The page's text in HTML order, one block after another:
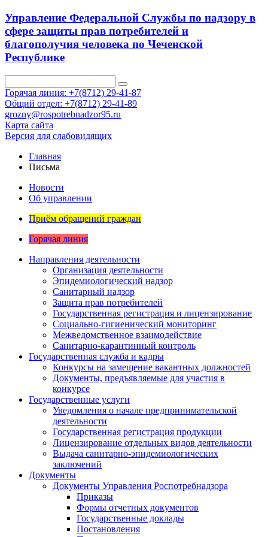
Управление Федеральной Службы по надзору в
сфере защиты прав потребителей и
благополучия человека по Чеченской
Республике
Горячая линия: +7(8712) 29-41-87
Общий отдел: +7(8712) 29-41-89
grozny@rospotrebnadzor95.ru
Карта сайта
Версия для слабовидящих
Главная
Письма
Новости
Об управлении
Приём обращений граждан
Горячая линия
Направления деятельности
Организация деятельности
Эпидемиологический надзор
Санитарный надзор
Защита прав потребителей
Государственная регистрация и лицензирование
Социально-гигиенический мониторинг
Межведомственное взаимодействие
Санитарно-карантинный контроль
Государственная служба и кадры
Конкурсы на замещение вакантных должностей
Документы, предъявляемые для участия в
конкурсе
Государственные услуги
Уведомления о начале предпринимательской
деятельности
Государственная регистрация продукции
Лицензирование отдельных видов деятельности
Выдача санитарно-эпидемиологических
заключений
Документы
Документы Управления Роспотребнадзора
Приказы
Формы отчетных документов
Государственные доклады
Постановления